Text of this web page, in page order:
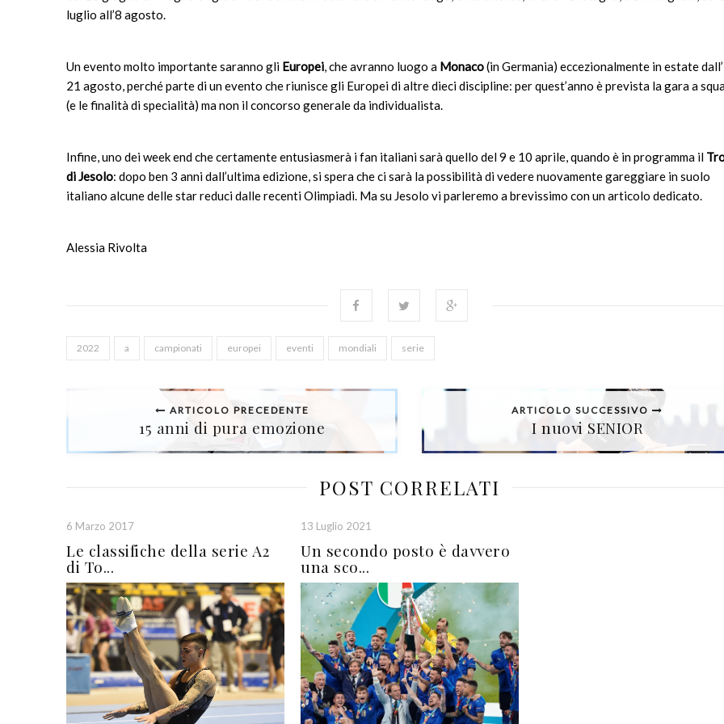
luglio all’8 agosto.
Un evento molto importante saranno gli Europei , che avranno luogo a Monaco(in Germania) eccezionalmente in estate
21 agosto, perché parte di un evento che riunisce gli Europei di altre dieci discipline: per quest’anno è prevista la gara a
(e le finalità di specialità) ma non il concorso generale da individualista.
Infine, uno dei week end che certamente entusiasmerà i fan italiani sarà quello del 9 e 10 aprile, quando è in programma il
di Jesolo: dopo ben 3 anni dall’ultima edizione, si spera che ci sarà la possibilità di vedere nuovamente gareggiare in suolo
italiano alcune delle star reduci dalle recenti Olimpiadi. Ma su Jesolo vi parleremo a brevissimo con un articolo dedicato.
Alessia Rivolta
2022 a campionati europei eventi mondiali serie
ARTICOLO PRECEDENTE
15 anni di pura emozione
ARTICOLO SUCCESSIVO
I nuovi SENIOR
POST CORRELATI
6 Marzo 2017
Le classifiche della serie A2
di To...
13 Luglio 2021
Un secondo posto è davvero
una sco...